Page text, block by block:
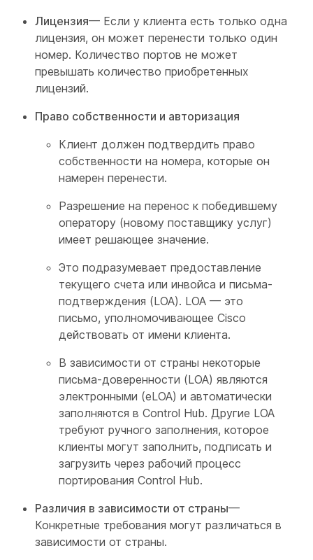
Лицензия— Если у клиента есть только одна
лицензия, он может перенести только один
номер. Количество портов не может
превышать количество приобретенных
лицензий.
Право собственности и авторизация
Клиент должен подтвердить право
собственности на номера, которые он
намерен перенести.
Разрешение на перенос к победившему
оператору (новому поставщику услуг)
имеет решающее значение.
Это подразумевает предоставление
текущего счета или инвойса и письма-
подтверждения (LOA). LOA — это
письмо, уполномочивающее Cisco
действовать от имени клиента.
В зависимости от страны некоторые
письма-доверенности (LOA) являются
электронными (eLOA) и автоматически
заполняются в Control Hub. Другие LOA
требуют ручного заполнения, которое
клиенты могут заполнить, подписать и
загрузить через рабочий процесс
портирования Control Hub.
Различия в зависимости от страны—
Конкретные требования могут различаться в
зависимости от страны.